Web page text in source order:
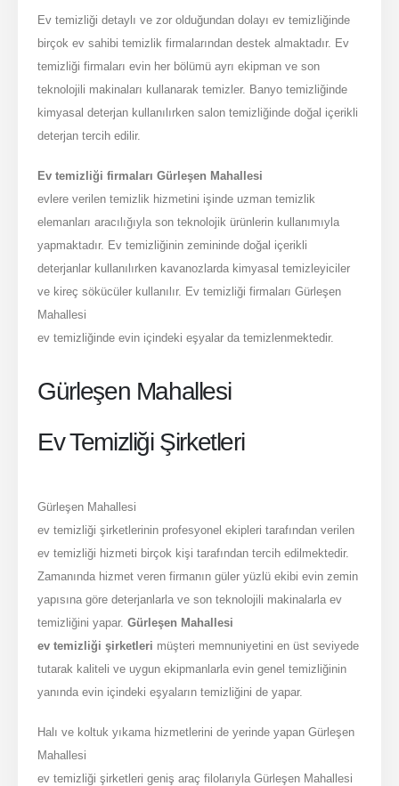
Ev temizliği detaylı ve zor olduğundan dolayı ev temizliğinde
birçok ev sahibi temizlik firmalarından destek almaktadır. Ev
temizliği firmaları evin her bölümü ayrı ekipman ve son
teknolojili makinaları kullanarak temizler. Banyo temizliğinde
kimyasal deterjan kullanılırken salon temizliğinde doğal içerikli
deterjan tercih edilir.
Ev temizliği firmaları Gürleşen Mahallesi
evlere verilen temizlik hizmetini işinde uzman temizlik
elemanları aracılığıyla son teknolojik ürünlerin kullanımıyla
yapmaktadır. Ev temizliğinin zemininde doğal içerikli
deterjanlar kullanılırken kavanozlarda kimyasal temizleyiciler
ve kireç sökücüler kullanılır. Ev temizliği firmaları Gürleşen
Mahallesi
ev temizliğinde evin içindeki eşyalar da temizlenmektedir.
Gürleşen Mahallesi
Ev Temizliği Şirketleri
Gürleşen Mahallesi
ev temizliği şirketlerinin profesyonel ekipleri tarafından verilen
ev temizliği hizmeti birçok kişi tarafından tercih edilmektedir.
Zamanında hizmet veren firmanın güler yüzlü ekibi evin zemin
yapısına göre deterjanlarla ve son teknolojili makinalarla ev
temizliğini yapar.Gürleşen Mahallesi
ev temizliği şirketleri müşteri memnuniyetini en üst seviyede
tutarak kaliteli ve uygun ekipmanlarla evin genel temizliğinin
yanında evin içindeki eşyaların temizliğini de yapar.
Halı ve koltuk yıkama hizmetlerini de yerinde yapan Gürleşen
Mahallesi
ev temizliği şirketleri geniş araç filolarıyla Gürleşen Mahallesi